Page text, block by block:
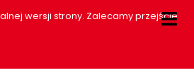
wersji strony. Zalecamy przejście